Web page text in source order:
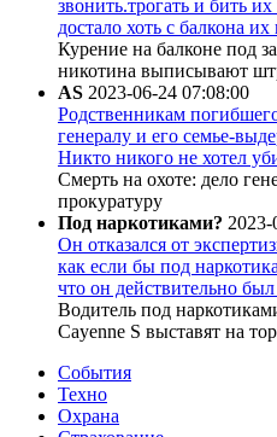
звонить.трогать и бить
достало хоть с балкона
Курение на балконе под
никотина выписывают
AS 2023-06-24 07:08:00
Родственникам
генералу и его семье-
Никто никого не хотел
Смерть на охоте: дело
прокуратуру
Под наркотиками? 2023-
Он отказался от
как если бы под
что он действительно
Водитель под
Cayenne S выставят на
События
Техно
Охрана